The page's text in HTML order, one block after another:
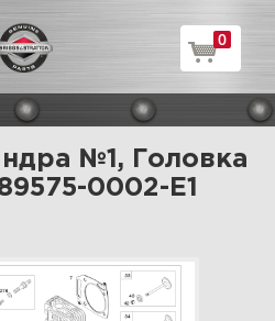
0
№1, Головка
0002-E1